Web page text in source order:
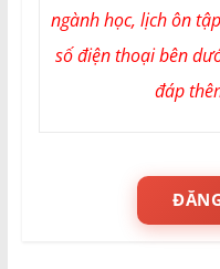
ngành học, lịch ôn
số điện thoại bên
đáp